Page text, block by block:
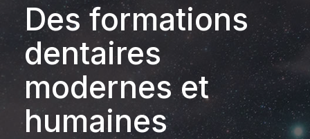
Des formations
dentaires
modernes et
humaines